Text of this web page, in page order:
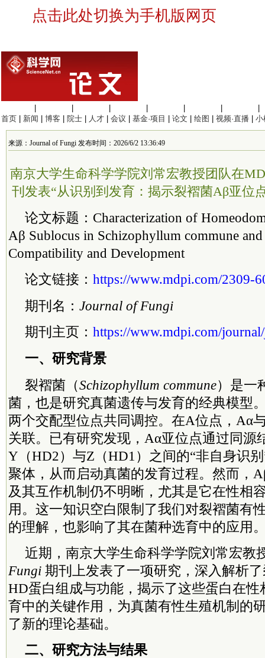
点击此处切换为手机版网页
首页
新闻 博客 院士 人才 会议 基金·项目 论文 绘图 视频·直播 小
来源：Journal of Fungi 发布时间：2026/6/2 13:36:49
南京大学生命科学学院刘常宏教授团队在
刊发表“从识别到发育：揭示裂褶菌Aβ亚位
论文标题：Characterization of
Aβ Sublocus in Schizophyllum commune
Compatibility and Development
论文链接： https://www.mdpi.com/2309-
期刊名： Journal of Fungi
期刊主页： https://www.mdpi.com/
一、研究背景
裂褶菌（Schizophyllum commune）是一
菌，也是研究真菌遗传与发育的经典模型
两个交配型位点共同调控。在A位点，Aα
关联。已有研究发现，Aα亚位点通过同源
Y（HD2）与Z（HD1）之间的“非自身识
聚体，从而启动真菌的发育过程。然而，
及其互作机制仍不明晰，尤其是它在性相
用。这一知识空白限制了我们对裂褶菌有
的理解，也影响了其在菌种选育中的应用
近期，南京大学生命科学学院刘常宏教
Fungi 期刊上发表了一项研究，深入解析
HD蛋白组成与功能，揭示了这些蛋白在性
育中的关键作用，为真菌有性生殖机制的
了新的理论基础。
二、研究方法与结果